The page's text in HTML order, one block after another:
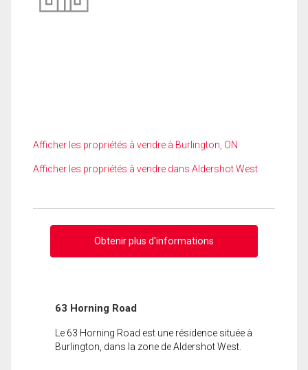
Afficher les propriétés à vendre à Burlington, ON
Afficher les propriétés à vendre dans Aldershot West
Obtenir plus d'informations
63 Horning Road
Le 63 Horning Road est une résidence située à
Burlington, dans la zone de Aldershot West.